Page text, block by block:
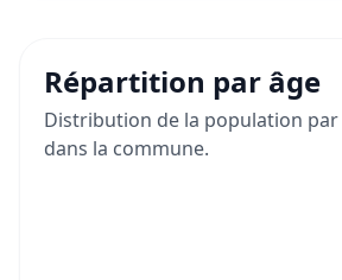
Répartition par âge
Distribution de la population
dans la commune.